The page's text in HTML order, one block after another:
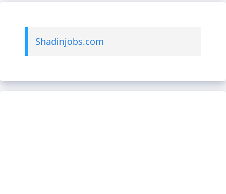
Shadinjobs.com